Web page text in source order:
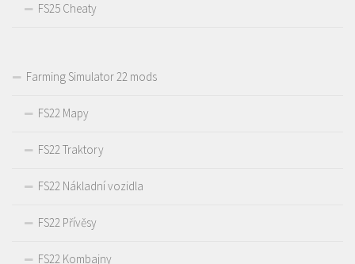
FS25 Cheaty
Farming Simulator 22 mods
FS22 Mapy
FS22 Traktory
FS22 Nákladní vozidla
FS22 Přívěsy
FS22 Kombajny